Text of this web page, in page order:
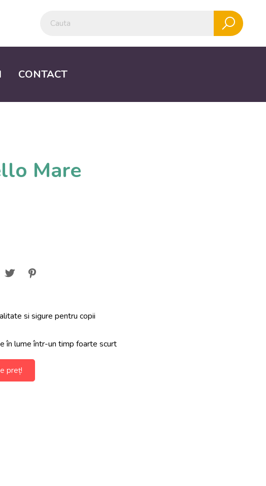
CONTACT
Mare
si sigure pentru copii
în lume într-un timp foarte scurt
preț!